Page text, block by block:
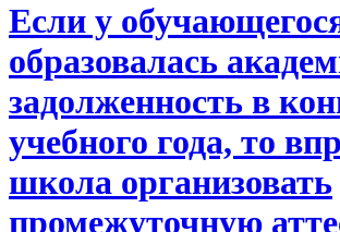
Если у
образовалась
задолженность в
учебного года, то
школа организовать
промежуточную